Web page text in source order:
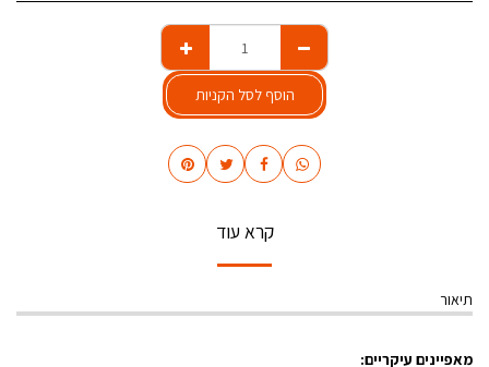
הוסף לסל הקניות
קרא עוד
תיאור
מאפיינים עיקריים: